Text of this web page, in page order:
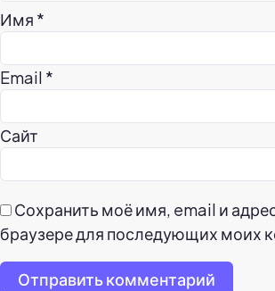
Имя *
Email *
Сайт
Сохранить моё имя, email и
браузере для последующих моих
Отправить комментарий